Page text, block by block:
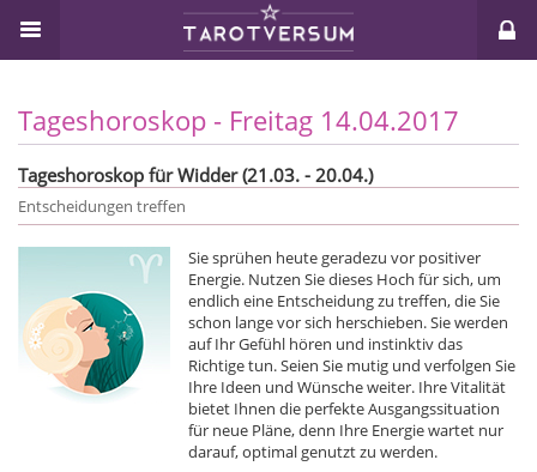
Tageshoroskop - Freitag 14.04.2017
Tageshoroskop für Widder (21.03. - 20.04.)
Entscheidungen treffen
Sie sprühen heute geradezu vor positiver
Energie. Nutzen Sie dieses Hoch für sich, um
endlich eine Entscheidung zu treffen, die Sie
schon lange vor sich herschieben. Sie werden
auf Ihr Gefühl hören und instinktiv das
Richtige tun. Seien Sie mutig und verfolgen Sie
Ihre Ideen und Wünsche weiter. Ihre Vitalität
bietet Ihnen die perfekte Ausgangssituation
für neue Pläne, denn Ihre Energie wartet nur
darauf, optimal genutzt zu werden.